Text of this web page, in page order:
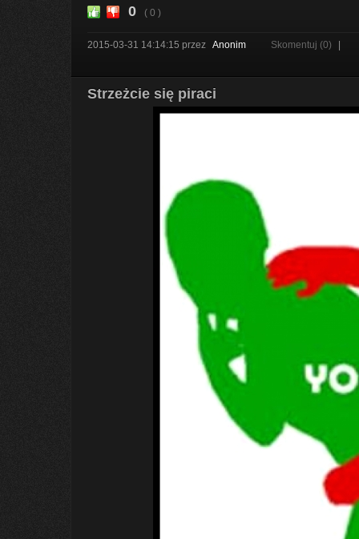
0 ( 0 )
2015-03-31 14:14:15 przez Anonim Skomentuj (0)
Strzeżcie się piraci